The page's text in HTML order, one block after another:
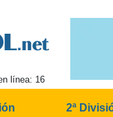
línea: 16
2ª